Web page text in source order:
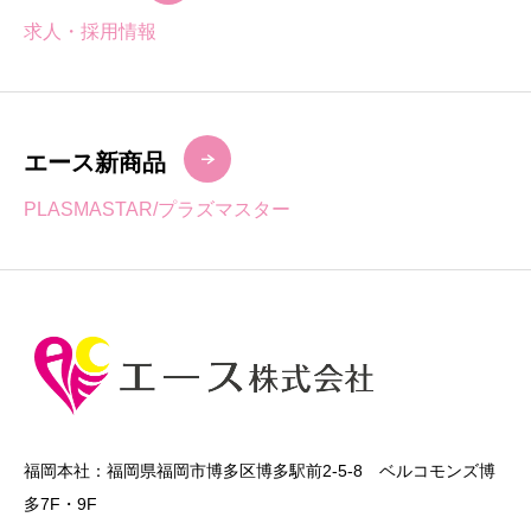
求人・採用情報
エース新商品
PLASMASTAR/プラズマスター
福岡本社：福岡県福岡市博多区博多駅前2-5-8 ベルコモンズ博
多7F・9F